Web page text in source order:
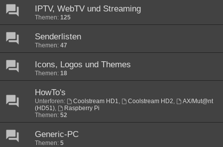
IPTV, WebTV und Streaming
Themen: 125
Senderlisten
Themen: 47
Icons, Logos und Themes
Themen: 18
HowTo's
Unterforen: Coolstream HD1, Coolstream HD2,
AX/Mut@nt
(HD51),
Raspberry Pi
Themen: 52
Generic-PC
Themen: 5